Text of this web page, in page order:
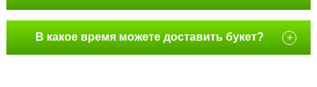
В какое время можете доставить букет? +